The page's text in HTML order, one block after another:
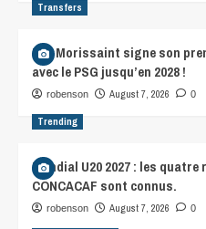
Transfers
Léa Morissaint signe son
avec le PSG jusqu’en 2028 !
robenson August 7, 2026 0
Trending
Mondial U20 2027 : les
CONCACAF sont connus.
robenson August 7, 2026 0